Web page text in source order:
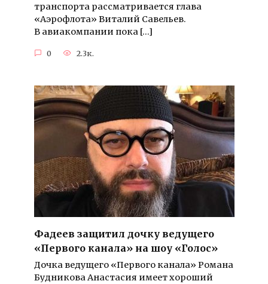
транспорта рассматривается глава
«Аэрофлота» Виталий Савельев.
В авиакомпании пока […]
0 2.3к.
Фадеев защитил дочку ведущего
«Первого канала» на шоу «Голос»
Дочка ведущего «Первого канала» Романа
Будникова Анастасия имеет хороший